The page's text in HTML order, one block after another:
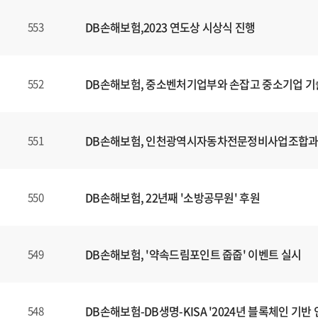
553 DB손해보험,2023 연도상 시상식 진행
552 DB손해보험, 중소벤처기업부와 손잡고 중소기업
551 DB손해보험, 인천광역시자동차전문정비사업조합
550 DB손해보험, 22년째 '소방공무원' 후원
549 DB손해보험, '약속드림포인트 줍줍' 이벤트 실시
548 DB손해보험-DB생명-KISA '2024년 블록체인 기반